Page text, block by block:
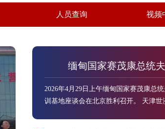
人员查询 视频
缅甸国家赛茂康总统
2026年4月29日上午缅甸国家赛茂康总
训基地座谈会在北京胜利召开。 天津世济应急救援董事长寇胜礼主持会议。 中